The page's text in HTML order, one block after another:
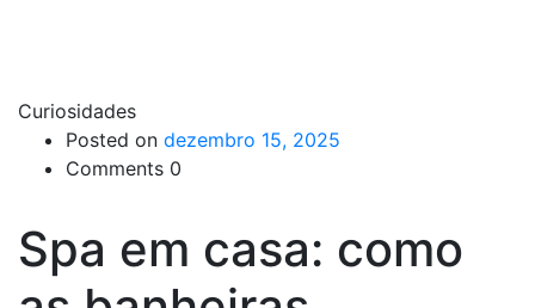
Curiosidades
Posted on dezembro 15, 2025
Comments 0
Spa em casa: como